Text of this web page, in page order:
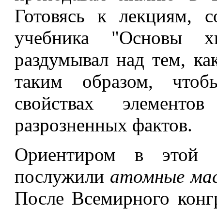
Готовясь к лекциям,
учебника "Основы
раздумывал над тем,
таким образом,
свойствах
разрозненных фактов.
Ориентиром в этой
послужили атомные
После Всемирного